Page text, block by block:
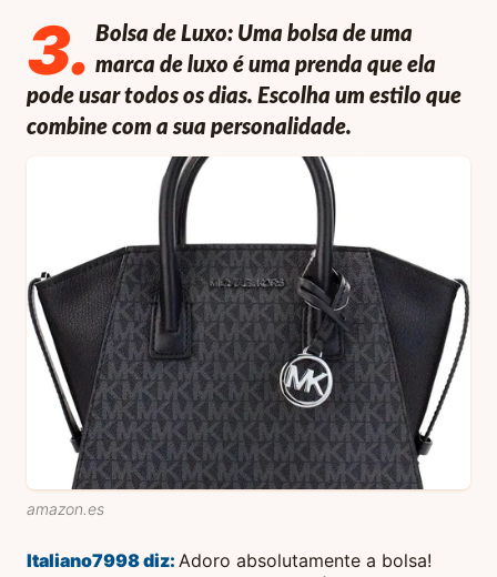
3. Bolsa de Luxo: Uma bolsa de uma
marca de luxo é uma prenda que ela
pode usar todos os dias. Escolha um estilo que
combine com a sua personalidade.
amazon.es
Italiano7998diz: Adoro absolutamente a bolsa!